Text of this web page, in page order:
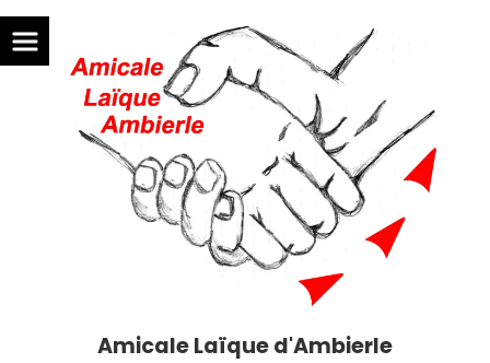
Amicale Laïque d'Ambierle